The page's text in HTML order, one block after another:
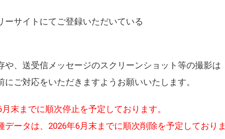
ーサイトにてご登録いただいている
、送受信メッセージのスクリーンショット等の撮影は
ご対応をいただきますようお願いいたします。
末までに順次停止を予定しております。
ータは、2026年6月末までに順次削除を予定しておりま